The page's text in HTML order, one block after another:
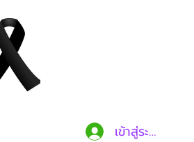
เข้าสู่ระบบ